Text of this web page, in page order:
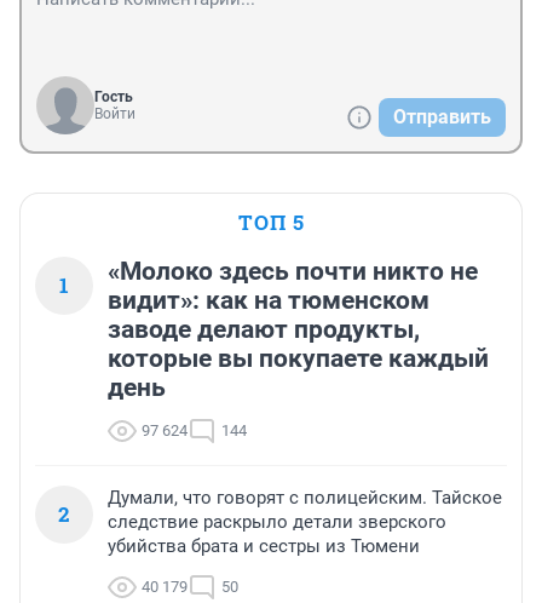
Гость
Войти
Отправить
ТОП 5
1
«Молоко здесь почти никто не
видит»: как на тюменском
заводе делают продукты,
которые вы покупаете каждый
день
97 624 144
2
Думали, что говорят с полицейским. Тайское
следствие раскрыло детали зверского
убийства брата и сестры из Тюмени
40 179 50